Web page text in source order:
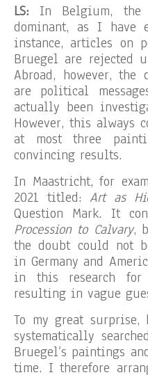
LS: In Belgium, the
dominant, as I have
instance, articles on
Bruegel are rejected
Abroad, however, the
are political
actually been
However, this always
at most three
convincing results.
In Maastricht, for
2021 titled: Art as
Question Mark. It
Procession to Calvary,
the doubt could not
in Germany and
in this research for
resulting in vague
To my great surprise,
systematically
Bruegel’s paintings
time. I therefore